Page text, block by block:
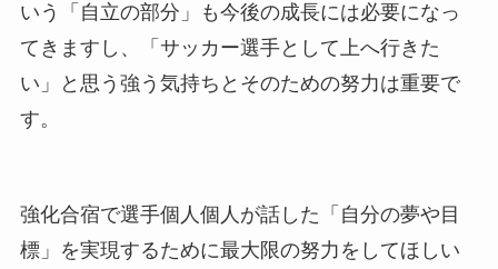
いう「自立の部分」も今後の成長には必要になっ
てきますし、「サッカー選手として上へ行きた
い」と思う強う気持ちとそのための努力は重要で
す。
強化合宿で選手個人個人が話した「自分の夢や目
標」を実現するために最大限の努力をしてほしい